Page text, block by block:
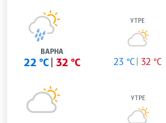
ВАРНА
22 °C 32 °C
УТРЕ
23 °C 32 °C
УТРЕ